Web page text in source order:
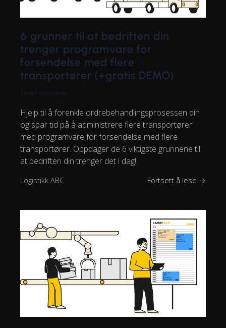
6 grunner til at bedriften din
trenger programvare for
forsendelse med flere
transportører (+gratis DEMO)
Tanel Vaarmann
Hjelp til å forenkle ordrebehandlingsprosessen din
og spar tid på å administrere flere transportører
med programvare for forsendelse med flere
transportører. Oppdager de 6 viktigste grunnene til
at bedriften din trenger det i dag!
Logistikk ABC Fortsett å lese →